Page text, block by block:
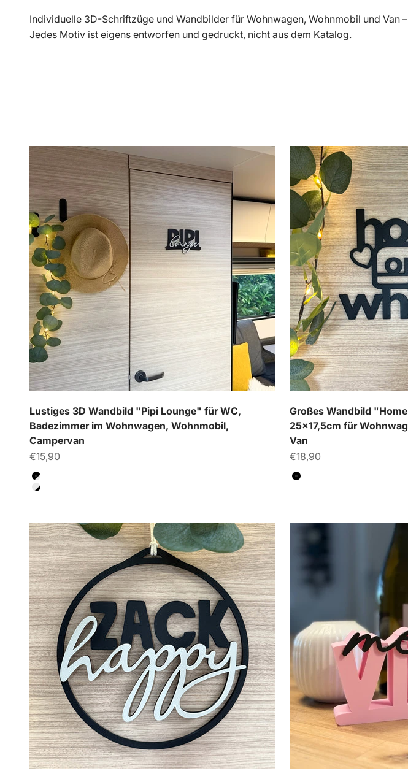
Individuelle 3D-Schriftzüge und Wandbilder für Wohnwagen, Wohnmobil und
Jedes Motiv ist eigens entworfen und gedruckt, nicht aus dem Katalog.
Lustiges 3D Wandbild "Pipi Lounge" für WC,
Badezimmer im Wohnwagen, Wohnmobil,
Campervan
Angebot
€15,90
Farbe
Schwarz/gebrochenes Weiß
Gebrochenes Weiß/Schwarz
Großes Wandbild
25x17,5cm für
Van
Angebot
€18,90
Farbe
Schwarz